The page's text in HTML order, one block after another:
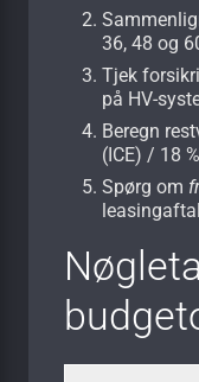
36, 48 og
Tjek
på HV-
Beregn
(ICE) / 18
Spørg om